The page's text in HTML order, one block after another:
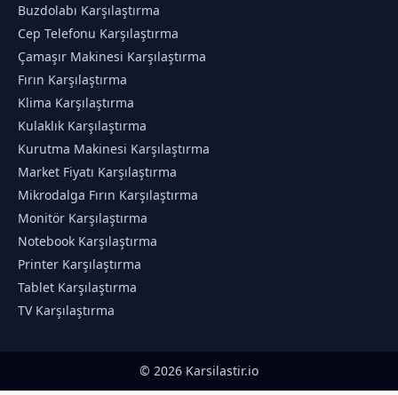
Buzdolabı Karşılaştırma
Cep Telefonu Karşılaştırma
Çamaşır Makinesi Karşılaştırma
Fırın Karşılaştırma
Klima Karşılaştırma
Kulaklık Karşılaştırma
Kurutma Makinesi Karşılaştırma
Market Fiyatı Karşılaştırma
Mikrodalga Fırın Karşılaştırma
Monitör Karşılaştırma
Notebook Karşılaştırma
Printer Karşılaştırma
Tablet Karşılaştırma
TV Karşılaştırma
© 2026 Karsilastir.io